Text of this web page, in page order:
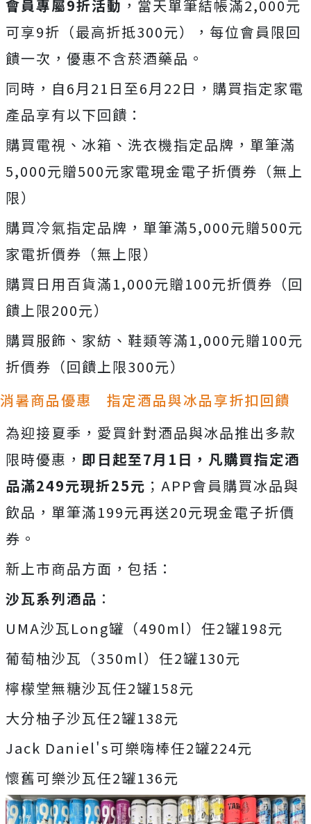
會員專屬9折活動 ，當天單筆結帳滿2,000元
可享9折（最高折抵300元），每位會員限回
饋一次，優惠不含菸酒藥品。
同時，自6月21日至6月22日，購買指定家電
產品享有以下回饋：
購買電視、冰箱、洗衣機指定品牌，單筆滿
5,000元贈500元家電現金電子折價券（無上
限）
購買冷氣指定品牌，單筆滿5,000元贈500元
家電折價券（無上限）
購買日用百貨滿1,000元贈100元折價券（回
饋上限200元）
購買服飾、家紡、鞋類等滿1,000元贈100元
折價券（回饋上限300元）
消暑商品優惠 指定酒品與冰品享折扣回饋
為迎接夏季，愛買針對酒品與冰品推出多款
限時優惠， 即日起至7月1日，凡購買指定酒
品滿249元現折25元 ；APP會員購買冰品與
飲品，單筆滿199元再送20元現金電子折價
券。
新上市商品方面，包括：
沙瓦系列酒品 ：
UMA沙瓦Long罐（490ml）任2罐198元
葡萄柚沙瓦（350ml）任2罐130元
檸檬堂無糖沙瓦任2罐158元
大分柚子沙瓦任2罐138元
Jack Daniel's可樂嗨棒任2罐224元
懷舊可樂沙瓦任2罐136元